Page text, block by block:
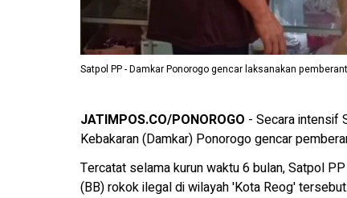
Satpol PP - Damkar Ponorogo gencar laksanakan
JATIMPOS.CO/PONOROGO - Secara intensif
Kebakaran (Damkar) Ponorogo gencar
Tercatat selama kurun waktu 6 bulan, Satpol
(BB) rokok ilegal di wilayah 'Kota Reog' tersebut.